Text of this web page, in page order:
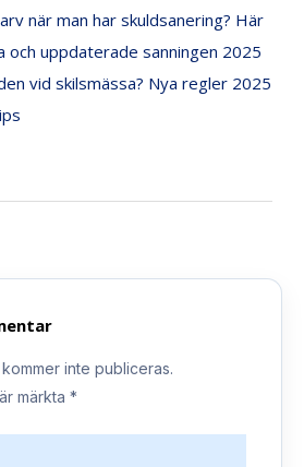
när man har skuldsanering? Här
och uppdaterade sanningen 2025
vid skilsmässa? Nya regler 2025
inte publiceras.
märkta*